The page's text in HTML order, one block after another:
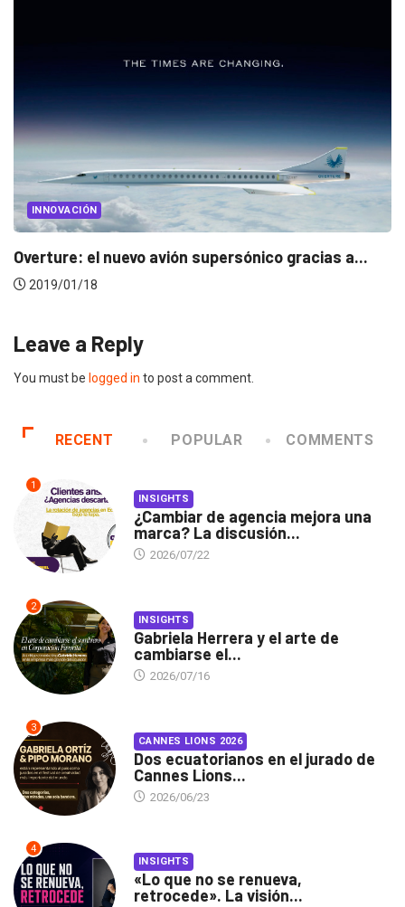
a...
INNOVACIÓN
Netflix apuesta por el cine interactivo
Leave a Reply
You must be logged in to post a comment.
RECENT POPULAR COMMENTS
1
INSIGHTS
¿Cambiar de agencia mejora una
marca? La discusión...
2026/07/22
2
INSIGHTS
Gabriela Herrera y el arte de
cambiarse el...
2026/07/16
3
CANNES LIONS 2026
Dos ecuatorianos en el jurado de
Cannes Lions...
2026/06/23
4
INSIGHTS
«Lo que no se renueva,
retrocede». La visión...